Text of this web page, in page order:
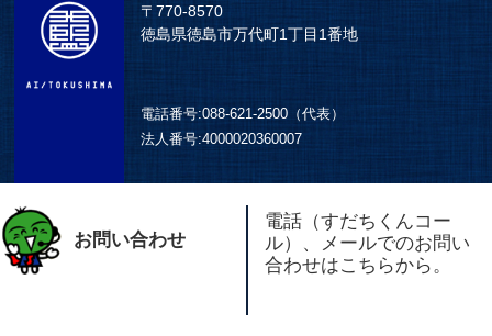
〒770-8570
徳島県徳島市万代町1丁目1番地
電話番号:088-621-2500（代表）
法人番号:4000020360007
お問い合わせ
電話（すだちくんコー
ル）、メールでのお問い
合わせはこちらから。